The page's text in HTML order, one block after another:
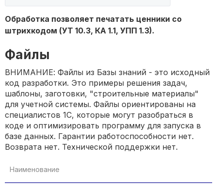
Обработка позволяет печатать ценники со
штрихкодом (УТ 10.3, КА 1.1, УПП 1.3).
Файлы
ВНИМАНИЕ: Файлы из Базы знаний - это исходный
код разработки. Это примеры решения задач,
шаблоны, заготовки, "строительные материалы"
для учетной системы. Файлы ориентированы на
специалистов 1С, которые могут разобраться в
коде и оптимизировать программу для запуска в
базе данных. Гарантии работоспособности нет.
Возврата нет. Технической поддержки нет.
Наименование